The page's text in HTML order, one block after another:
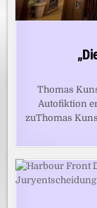
Thomas
Autofiktion
zuThomas